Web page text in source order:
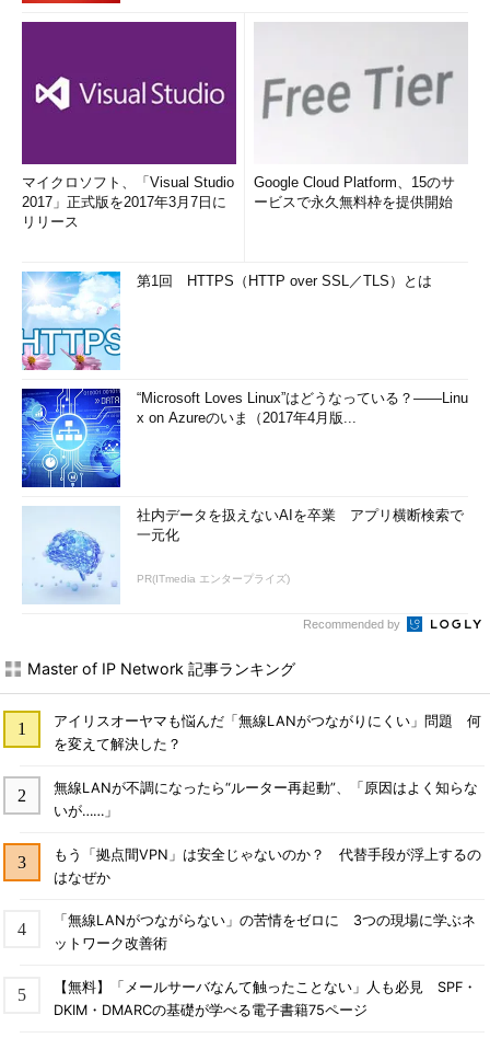
マイクロソフト、「Visual Studio
2017」正式版を2017年3月7日に
リリース
Google Cloud Platform、15のサ
ービスで永久無料枠を提供開始
第1回 HTTPS（HTTP over SSL／TLS）とは
“Microsoft Loves Linux”はどうなっている？――Linu
x on Azureのいま（2017年4月版...
社内データを扱えないAIを卒業 アプリ横断検索で
一元化
PR(ITmedia エンタープライズ)
Recommended by
Master of IP Network 記事ランキング
アイリスオーヤマも悩んだ「無線LANがつながりにくい」問題 何
を変えて解決した？
無線LANが不調になったら“ルーター再起動”、「原因はよく知らな
いが……」
もう「拠点間VPN」は安全じゃないのか？ 代替手段が浮上するの
はなぜか
「無線LANがつながらない」の苦情をゼロに 3つの現場に学ぶネ
ットワーク改善術
【無料】「メールサーバなんて触ったことない」人も必見 SPF・
DKIM・DMARCの基礎が学べる電子書籍75ページ